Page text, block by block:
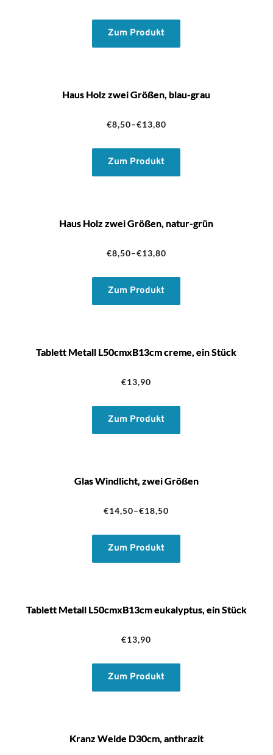
Zum Produkt
Haus Holz zwei Größen, blau-grau
€8,50–€13,80
Zum Produkt
Haus Holz zwei Größen, natur-grün
€8,50–€13,80
Zum Produkt
Tablett Metall L50cmxB13cm creme, ein Stück
€13,90
Zum Produkt
Glas Windlicht, zwei Größen
€14,50–€18,50
Zum Produkt
Tablett Metall L50cmxB13cm eukalyptus, ein Stück
€13,90
Zum Produkt
Kranz Weide D30cm, anthrazit